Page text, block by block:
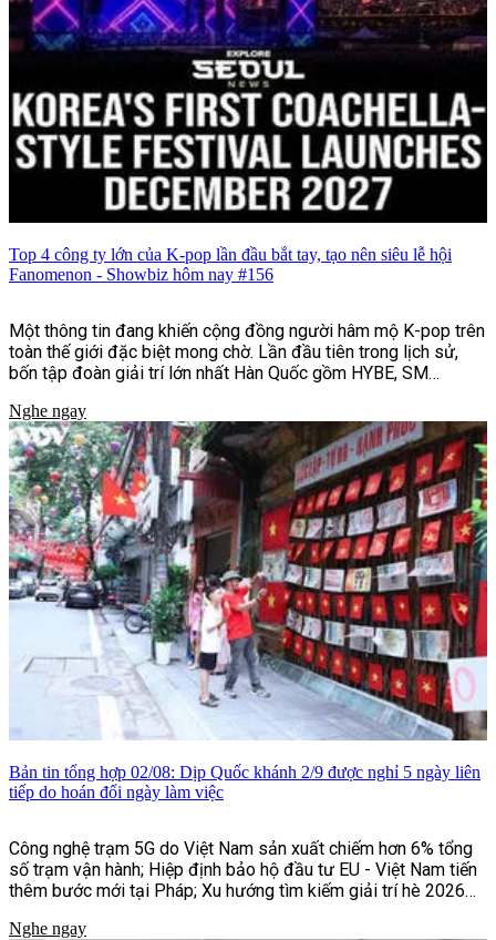
Top 4 công ty lớn của K-pop lần đầu bắt tay, tạo nên siêu lễ hội
Fanomenon - Showbiz hôm nay #156
Một thông tin đang khiến cộng đồng người hâm mộ K-pop trên
toàn thế giới đặc biệt mong chờ. Lần đầu tiên trong lịch sử,
bốn tập đoàn giải trí lớn nhất Hàn Quốc gồm HYBE, SM
cùng bắt tay tổ chức lễ hội âm nhạc và văn hóa quy mô quốc tế
mang tên Fanomenon.
Nghe ngay
Bản tin tổng hợp 02/08: Dịp Quốc khánh 2/9 được nghỉ 5 ngày liên
tiếp do hoán đổi ngày làm việc
Công nghệ trạm 5G do Việt Nam sản xuất chiếm hơn 6% tổng
số trạm vận hành; Hiệp định bảo hộ đầu tư EU - Việt Nam tiến
thêm bước mới tại Pháp; Xu hướng tìm kiếm giải trí hè 2026
Nghe ngay